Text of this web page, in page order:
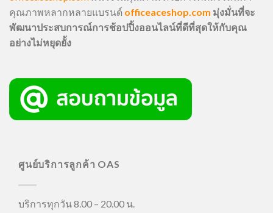
คุณภาพหลากหลายแบรนด์ officeaceshop.com มุ่งมั่นที่จะ
พัฒนาประสบการณ์การช้อปปิ้งออนไลน์ที่ดีที่สุดให้กับคุณ
อย่างไม่หยุดยั้ง
ศูนย์บริการลูกค้า OAS
บริการทุกวัน 8.00 – 20.00 น.